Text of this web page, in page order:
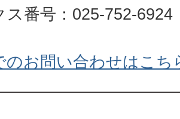
ス番号：025-752-6924
のお問い合わせはこち